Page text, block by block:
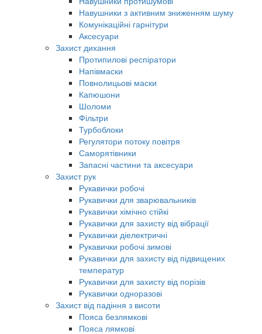
Навушники з активним зниженням шуму
Комунікаційні гарнітури
Аксесуари
Захист дихання
Протипилові респіратори
Напівмаски
Повнолицьові маски
Капюшони
Шоломи
Фільтри
Турбоблоки
Регулятори потоку повітря
Саморятівники
Запасні частини та аксесуари
Захист рук
Рукавички робочі
Рукавички для зварювальників
Рукавички хімічно стійкі
Рукавички для захисту від вібрації
Рукавички діелектричні
Рукавички робочі зимові
Рукавички для захисту від підвищених
температур
Рукавички для захисту від порізів
Рукавички одноразові
Захист від падіння з висоти
Пояса безлямкові
Пояса лямкові